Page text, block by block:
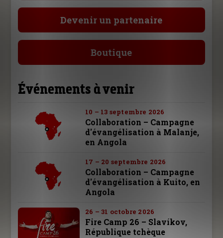
Devenir un partenaire
Boutique
Événements à venir
10 – 13 septembre 2026
Collaboration – Campagne
d'évangélisation à Malanje,
en Angola
17 – 20 septembre 2026
Collaboration – Campagne
d'évangélisation à Kuito, en
Angola
26 – 31 octobre 2026
Fire Camp 26 – Slavíkov,
République tchèque